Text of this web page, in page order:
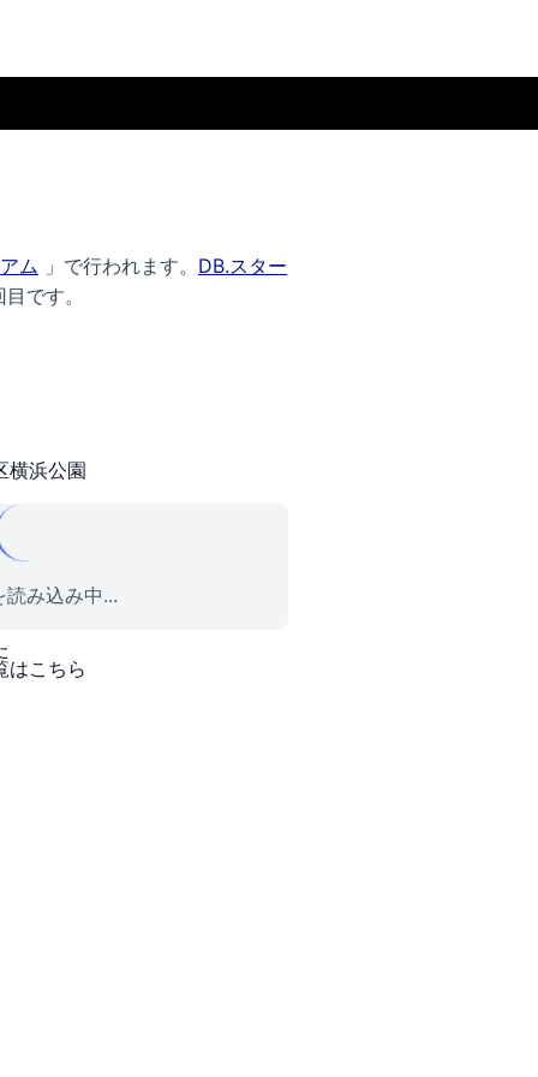
ム 」で行われます。 DB.スター
です。
横浜公園
読み込み中...
はこちら